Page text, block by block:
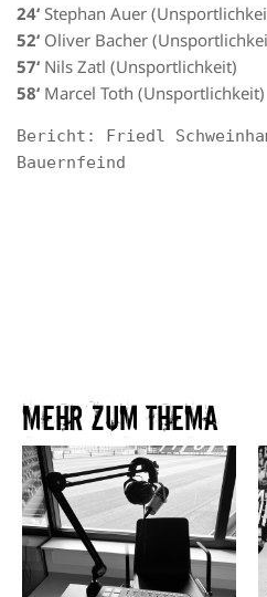
24‘ Stephan Auer
52‘ Oliver Bacher
57‘ Nils Zatl (Unsportlichkeit)
58‘ Marcel Toth (Unsportlichkeit)
Bericht: Friedl
Bauernfeind
Mehr zum Thema​